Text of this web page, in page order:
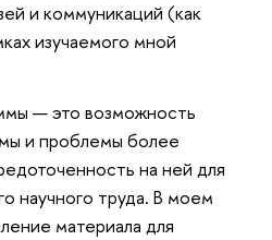
и коммуникаций (как
изучаемого мной
— это возможность
и проблемы более
на ней для
научного труда. В моем
материала для